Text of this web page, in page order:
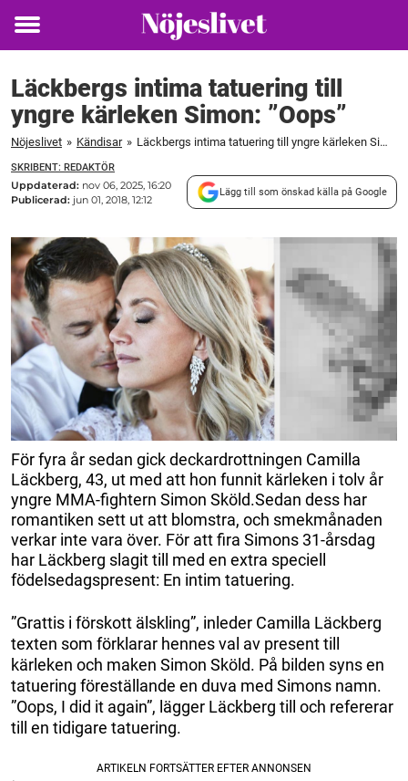
Toggle
Läckbergs intima tatuering till
yngre kärleken Simon: ”Oops”
Nöjeslivet » Kändisar » Läckbergs intima tatuering till yngre kärleken Simon: "Oops"
SKRIBENT: REDAKTÖR
Uppdaterad: nov 06, 2025, 16:20
Publicerad: jun 01, 2018, 12:12
Lägg till som önskad källa på Google
För fyra år sedan gick deckardrottningen Camilla
Läckberg, 43, ut med att hon funnit kärleken i tolv år
yngre MMA-fightern Simon Sköld.Sedan dess har
romantiken sett ut att blomstra, och smekmånaden
verkar inte vara över. För att fira Simons 31-årsdag
har Läckberg slagit till med en extra speciell
födelsedagspresent: En intim tatuering.
”Grattis i förskott älskling”, inleder Camilla Läckberg
texten som förklarar hennes val av present till
kärleken och maken Simon Sköld. På bilden syns en
tatuering föreställande en duva med Simons namn.
”Oops, I did it again”, lägger Läckberg till och refererar
till en tidigare tatuering.